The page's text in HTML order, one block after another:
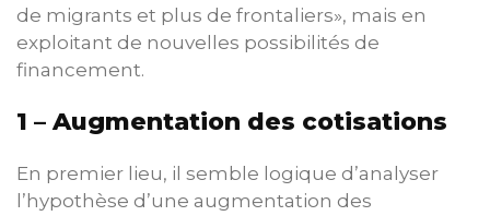
de migrants et plus de frontaliers», mais en
exploitant de nouvelles possibilités de
financement.
1 – Augmentation des cotisations
En premier lieu, il semble logique d’analyser
l’hypothèse d’une augmentation des